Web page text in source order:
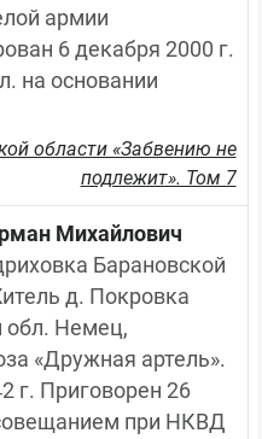
армии
6 декабря 2000 г.
на основании
области «Забвению не
подлежит». Том 7
Михайлович
Барановской
д. Покровка
обл. Немец,
«Дружная артель».
г. Приговорен 26
при НКВД